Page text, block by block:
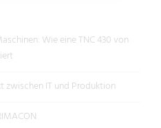
Wie eine TNC 430 von
zwischen IT und Produktion